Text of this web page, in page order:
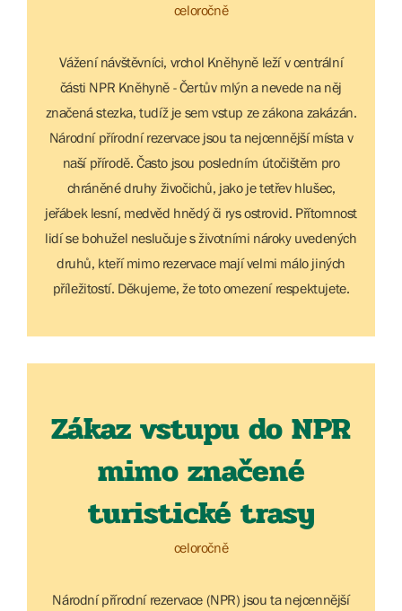
celoročně
Vážení návštěvníci, vrchol Kněhyně leží v centrální
části NPR Kněhyně - Čertův mlýn a nevede na něj
značená stezka, tudíž je sem vstup ze zákona zakázán.
Národní přírodní rezervace jsou ta nejcennější místa v
naší přírodě. Často jsou posledním útočištěm pro
chráněné druhy živočichů, jako je tetřev hlušec,
jeřábek lesní, medvěd hnědý či rys ostrovid. Přítomnost
lidí se bohužel neslučuje s životními nároky uvedených
druhů, kteří mimo rezervace mají velmi málo jiných
příležitostí. Děkujeme, že toto omezení respektujete.
Zákaz vstupu do NPR
mimo značené
turistické trasy
celoročně
Národní přírodní rezervace (NPR) jsou ta nejcennější